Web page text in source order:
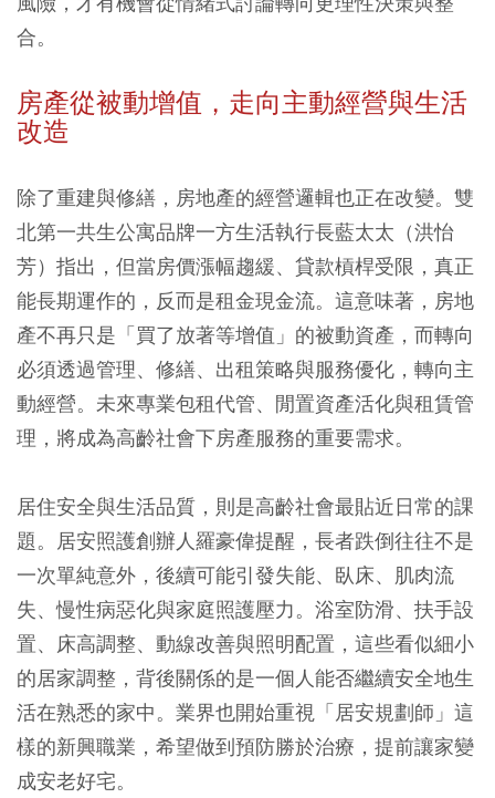
合。
房產從被動增值，走向主動經營與生活
改造
除了重建與修繕，房地產的經營邏輯也正在改變。雙
北第一共生公寓品牌一方生活執行長藍太太（洪怡
芳）指出，但當房價漲幅趨緩、貸款槓桿受限，真正
能長期運作的，反而是租金現金流。這意味著，房地
產不再只是「買了放著等增值」的被動資產，而轉向
必須透過管理、修繕、出租策略與服務優化，轉向主
動經營。未來專業包租代管、閒置資產活化與租賃管
理，將成為高齡社會下房產服務的重要需求。
居住安全與生活品質，則是高齡社會最貼近日常的課
題。居安照護創辦人羅豪偉提醒，長者跌倒往往不是
一次單純意外，後續可能引發失能、臥床、肌肉流
失、慢性病惡化與家庭照護壓力。浴室防滑、扶手設
置、床高調整、動線改善與照明配置，這些看似細小
的居家調整，背後關係的是一個人能否繼續安全地生
活在熟悉的家中。業界也開始重視「居安規劃師」這
樣的新興職業，希望做到預防勝於治療，提前讓家變
成安老好宅。